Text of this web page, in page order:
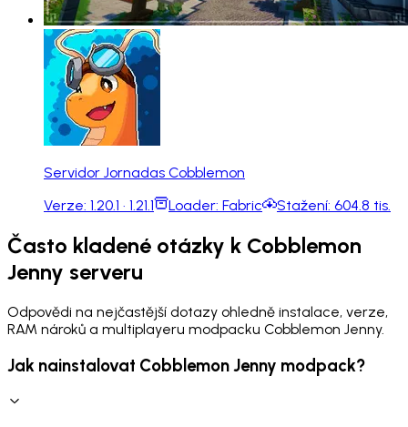
Servidor Jornadas Cobblemon
Verze: 1.20.1 · 1.21.1 Loader: Fabric Stažení: 604.8 tis.
Často kladené otázky k Cobblemon
Jenny serveru
Odpovědi na nejčastější dotazy ohledně instalace, verze,
RAM nároků a multiplayeru modpacku Cobblemon Jenny.
Jak nainstalovat Cobblemon Jenny modpack?